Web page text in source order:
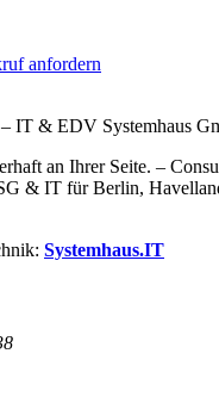
anfordern
IT & EDV Systemhaus
an Ihrer Seite. –
& IT für Berlin,
Systemhaus.IT